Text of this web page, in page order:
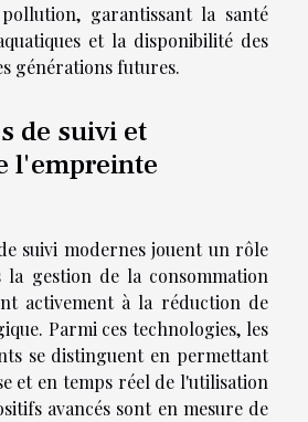
garantissant la santé
et la disponibilité des
générations futures.
de suivi et
l'empreinte
suivi modernes jouent un rôle
la gestion de la consommation
activement à la réduction de
Parmi ces technologies, les
se distinguent en permettant
et en temps réel de l'utilisation
avancés sont en mesure de